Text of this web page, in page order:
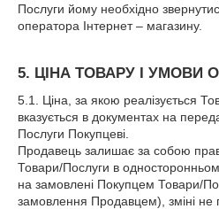
Послуги йому необхідно
оператора Інтернет – магазину.
5. ЦІНА ТОВАРУ І УМОВИ
5.1. Ціна, за якою реалізується
вказується в документах на
Послуги Покупцеві.
Продавець залишає за собою
Товари/Послуги в
на замовлені Покупцем Товари/
замовлення Продавцем), зміні не